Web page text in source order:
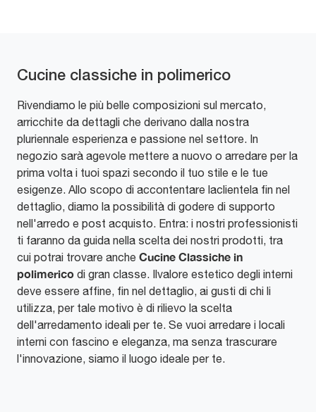
Cucine classiche in polimerico
Rivendiamo le più belle composizioni sul mercato,
arricchite da dettagli che derivano dalla nostra
pluriennale esperienza e passione nel settore. In
negozio sarà agevole mettere a nuovo o arredare per la
prima volta i tuoi spazi secondo il tuo stile e le tue
esigenze. Allo scopo di accontentare laclientela fin nel
dettaglio, diamo la possibilità di godere di supporto
nell'arredo e post acquisto. Entra: i nostri professionisti
ti faranno da guida nella scelta dei nostri prodotti, tra
cui potrai trovare anche Cucine Classiche in
polimerico di gran classe. Ilvalore estetico degli interni
deve essere affine, fin nel dettaglio, ai gusti di chi li
utilizza, per tale motivo è di rilievo la scelta
dell'arredamento ideali per te. Se vuoi arredare i locali
interni con fascino e eleganza, ma senza trascurare
l'innovazione, siamo il luogo ideale per te.